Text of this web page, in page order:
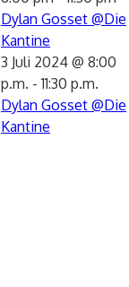
Dylan Gosset @Die
Kantine
3 Juli 2024 @ 8:00
p.m. -11:30 p.m.
Dylan Gosset @Die
Kantine